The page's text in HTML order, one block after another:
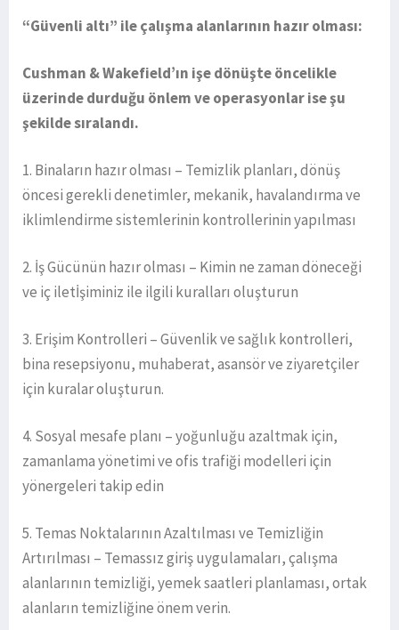
“Güvenli altı” ile çalışma alanlarının hazır olması:
Cushman & Wakefield’ın işe dönüşte öncelikle
üzerinde durduğu önlem ve operasyonlar ise şu
şekilde sıralandı.
1. Binaların hazır olması – Temizlik planları, dönüş
öncesi gerekli denetimler, mekanik, havalandırma ve
iklimlendirme sistemlerinin kontrollerinin yapılması
2. İş Gücünün hazır olması – Kimin ne zaman döneceği
ve iç iletİşiminiz ile ilgili kuralları oluşturun
3. Erişim Kontrolleri – Güvenlik ve sağlık kontrolleri,
bina resepsiyonu, muhaberat, asansör ve ziyaretçiler
için kuralar oluşturun.
4. Sosyal mesafe planı – yoğunluğu azaltmak için,
zamanlama yönetimi ve ofis trafiği modelleri için
yönergeleri takip edin
5. Temas Noktalarının Azaltılması ve Temizliğin
Artırılması – Temassız giriş uygulamaları, çalışma
alanlarının temizliği, yemek saatleri planlaması, ortak
alanların temizliğine önem verin.